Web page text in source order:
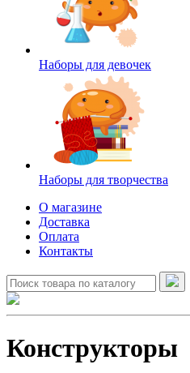
Наборы для девочек
Наборы для творчества
О магазине
Доставка
Оплата
Контакты
Конструкторы